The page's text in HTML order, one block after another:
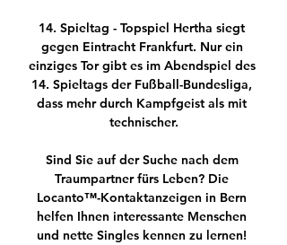
14. Spieltag - Topspiel Hertha siegt
gegen Eintracht Frankfurt. Nur ein
einziges Tor gibt es im Abendspiel des
14. Spieltags der Fußball-Bundesliga,
dass mehr durch Kampfgeist als mit
technischer.
Sind Sie auf der Suche nach dem
Traumpartner fürs Leben? Die
Locanto™-Kontaktanzeigen in Bern
helfen Ihnen interessante Menschen
und nette Singles kennen zu lernen!